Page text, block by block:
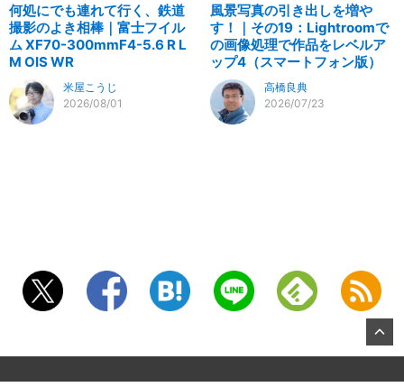
何処にでも連れて行く、鉄道
撮影のよき相棒｜富士フイル
ム XF70-300mmF4-5.6 R L
M OIS WR
米屋こうじ
2026/08/01
風景写真の引き出しを増や
す！｜その19：Lightroomで
の画像処理で作品をレベルア
ップ4（スマートフォン版）
高橋良典
2026/07/23